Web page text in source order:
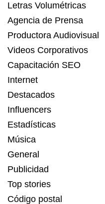
Letras Volumétricas
Agencia de Prensa
Productora Audiovisual
Videos Corporativos
Capacitación SEO
Internet
Destacados
Influencers
Estadísticas
Música
General
Publicidad
Top stories
Código postal